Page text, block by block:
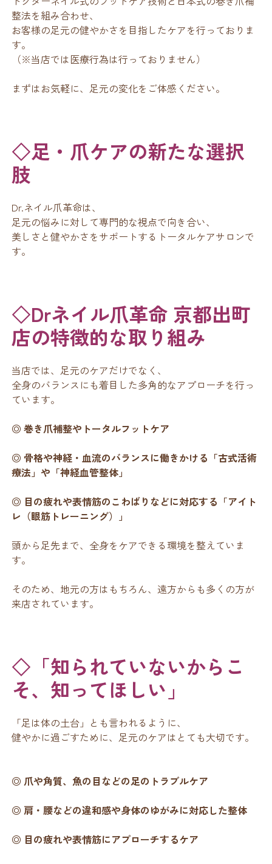
整法を組み合わせ、
お客様の足元の健やかさを目指したケアを行っておりま
す。
（※当店では医療行為は行っておりません）
まずはお気軽に、足元の変化をご体感ください。
◇足・爪ケアの新たな選択
肢
Dr.ネイル爪革命は、
足元の悩みに対して専門的な視点で向き合い、
美しさと健やかさをサポートするトータルケアサロンで
す。
◇Drネイル爪革命 京都出町
店の特徴的な取り組み
当店では、足元のケアだけでなく、
全身のバランスにも着目した多角的なアプローチを行っ
ています。
◎ 巻き爪補整やトータルフットケア
◎ 骨格や神経・血流のバランスに働きかける「古式活術
療法」や「神経血管整体」
◎ 目の疲れや表情筋のこわばりなどに対応する「アイト
レ（眼筋トレーニング）」
頭から足先まで、全身をケアできる環境を整えていま
す。
そのため、地元の方はもちろん、遠方からも多くの方が
来店されています。
◇「知られていないからこ
そ、知ってほしい」
「足は体の土台」とも言われるように、
健やかに過ごすために、足元のケアはとても大切です。
◎ 爪や角質、魚の目などの足のトラブルケア
◎ 肩・腰などの違和感や身体のゆがみに対応した整体
◎ 目の疲れや表情筋にアプローチするケア